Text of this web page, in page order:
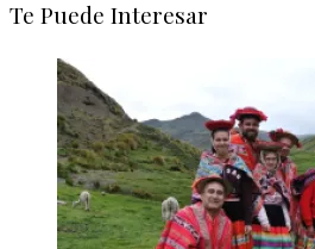
Te Puede Interesar